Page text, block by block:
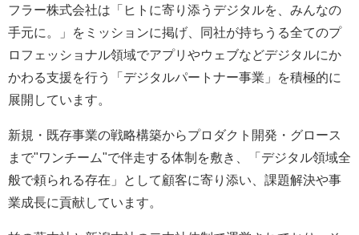
フラー株式会社は「ヒトに寄り添うデジタルを、みんなの
手元に。」をミッションに掲げ、同社が持ちうる全てのプ
ロフェッショナル領域でアプリやウェブなどデジタルにか
かわる支援を行う「デジタルパートナー事業」を積極的に
展開しています。
新規・既存事業の戦略構築からプロダクト開発・グロース
まで"ワンチーム"で伴走する体制を敷き、「デジタル領域全
般で頼られる存在」として顧客に寄り添い、課題解決や事
業成長に貢献しています。